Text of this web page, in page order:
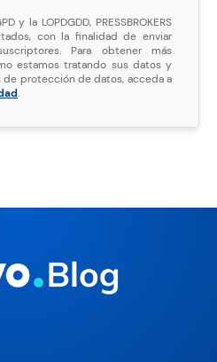
y la LOPDGDD, PRESSBROKERS
con la finalidad de enviar
Para obtener más
estamos tratando sus datos y
protección de datos, acceda a
.